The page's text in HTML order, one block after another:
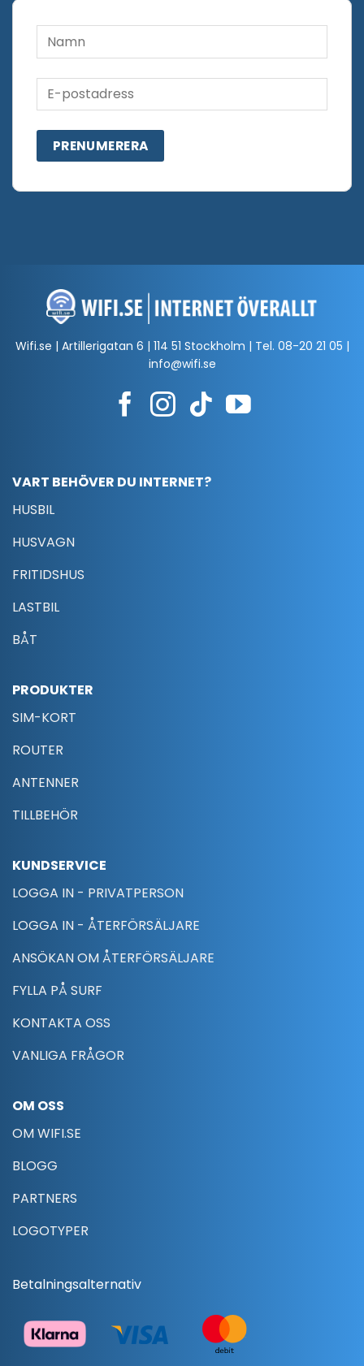
Wifi.se | Artillerigatan 6 | 114 51 Stockholm | Tel. 08-20 21 05 |
info@wifi.se
VART BEHÖVER DU INTERNET?
HUSBIL
HUSVAGN
FRITIDSHUS
LASTBIL
BÅT
PRODUKTER
SIM-KORT
ROUTER
ANTENNER
TILLBEHÖR
KUNDSERVICE
LOGGA IN - PRIVATPERSON
LOGGA IN - ÅTERFÖRSÄLJARE
ANSÖKAN OM ÅTERFÖRSÄLJARE
FYLLA PÅ SURF
KONTAKTA OSS
VANLIGA FRÅGOR
OM OSS
OM WIFI.SE
BLOGG
PARTNERS
LOGOTYPER
Betalningsalternativ